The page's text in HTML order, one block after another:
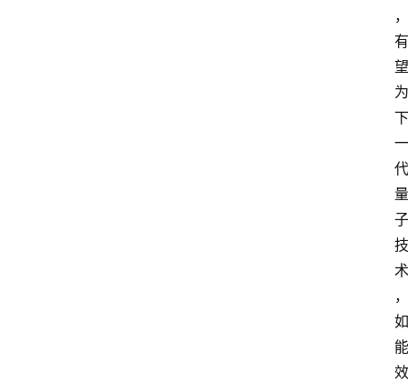
，
有
望
为
下
一
代
量
子
技
术
，
如
能
效